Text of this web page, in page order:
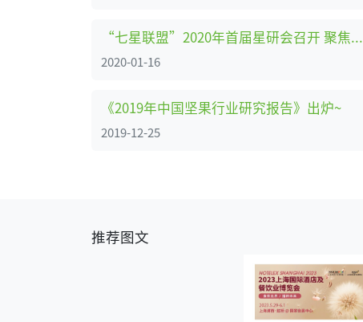
“七星联盟”2020年首届星研会召开 聚焦商业综合体有害生物防治
2020-01-16
《2019年中国坚果行业研究报告》出炉~
2019-12-25
推荐图文